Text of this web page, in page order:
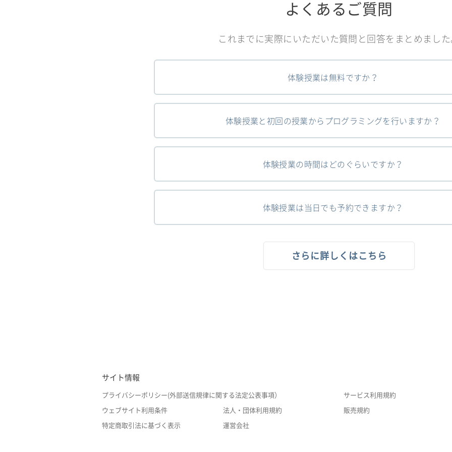
よくあるご質問
これまでに実際にいただいた質問と回答をまとめまし
体験授業は無料ですか？
体験授業と初回の授業からプログラミングを行いますか？
体験授業の時間はどのぐらいですか？
体験授業は当日でも予約できますか？
さらに詳しくはこちら
サイト情報
プライバシーポリシー(外部送信規律に関する法定公表事項） サービス利用規約
ウェブサイト利用条件 法人・団体利用規約 販売規約
特定商取引法に基づく表示 運営会社